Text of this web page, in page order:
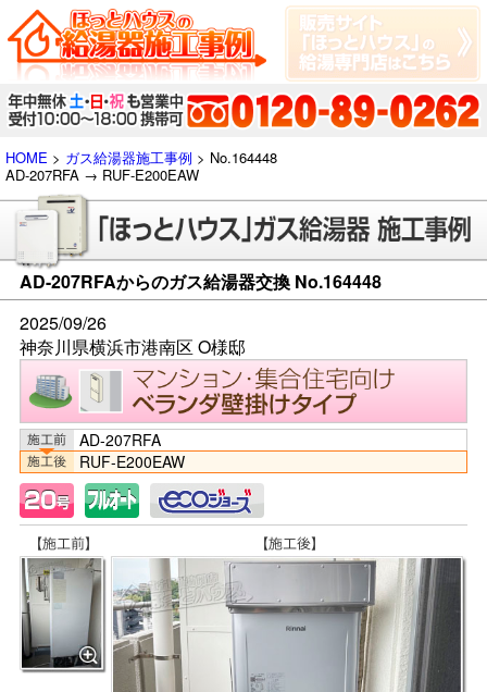
HOME > ガス給湯器施工事例 > No.164448
AD-207RFA → RUF-E200EAW
AD-207RFAからのガス給湯器交換 No.164448
2025/09/26
神奈川県横浜市港南区 O様邸
AD-207RFA
RUF-E200EAW